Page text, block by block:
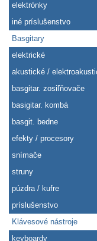
elektrónky
iné príslušenstvo
Basgitary
elektrické
akustické /
basgitar. zosiľňovače
basigitar. kombá
basgit. bedne
efekty / procesory
snímače
struny
púzdra / kufre
príslušenstvo
Klávesové nástroje
keyboardy